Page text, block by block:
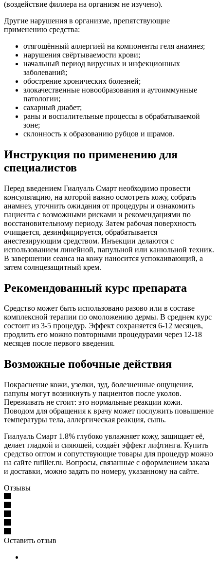
(воздействие филлера на организм не изучено).
Другие нарушения в организме, препятствующие
применению средства:
отягощённый аллергией на компоненты геля анамнез;
нарушения свёртываемости крови;
начальный период вирусных и инфекционных
заболеваний;
обострение хронических болезней;
злокачественные новообразования и аутоиммунные
патологии;
сахарный диабет;
раны и воспалительные процессы в обрабатываемой
зоне;
склонность к образованию рубцов и шрамов.
Инструкция по применению для
специалистов
Перед введением Гиалуаль Смарт необходимо провести
консультацию, на которой важно осмотреть кожу, собрать
анамнез, уточнить ожидания от процедуры и ознакомить
пациента с возможными рисками и рекомендациями по
восстановительному периоду. Затем рабочая поверхность
очищается, дезинфицируется, обрабатывается
анестезирующим средством. Инъекции делаются с
использованием линейной, папульной или канюльной техник.
В завершении сеанса на кожу наносится успокаивающий, а
затем солнцезащитный крем.
Рекомендованный курс препарата
Средство может быть использовано разово или в составе
комплексной терапии по омоложению дермы. В среднем курс
состоит из 3-5 процедур. Эффект сохраняется 6-12 месяцев,
продлить его можно повторными процедурами через 12-18
месяцев после первого введения.
Возможные побочные действия
Покраснение кожи, узелки, зуд, болезненные ощущения,
папулы могут возникнуть у пациентов после уколов.
Переживать не стоит: это нормальные реакции кожи.
Поводом для обращения к врачу может послужить повышение
температуры тела, аллергическая реакция, сыпь.
Гиалуаль Смарт 1.8% глубоко увлажняет кожу, защищает её,
делает гладкой и сияющей, создаёт эффект лифтинга. Купить
средство оптом и сопутствующие товары для процедур можно
на сайте rufiller.ru. Вопросы, связанные с оформлением заказа
и доставки, можно задать по номеру, указанному на сайте.
Отзывы
Оставить отзыв